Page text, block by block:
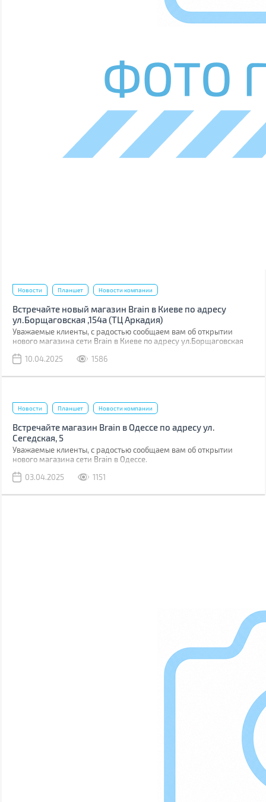
Новости Планшет Новости компании
Встречайте новый магазин Brain в Киеве по адресу
ул.Борщаговская ,154а (ТЦ Аркадия)
Уважаемые клиенты, с радостью сообщаем вам об открытии
нового магазина сети Brain в Киеве по адресу ул.Борщаговская
10.04.2025
1586
Новости Планшет Новости компании
Встречайте магазин Brain в Одессе по адресу ул.
Сегедская, 5
Уважаемые клиенты, с радостью сообщаем вам об открытии
нового магазина сети Brain в Одессе.
03.04.2025
1151